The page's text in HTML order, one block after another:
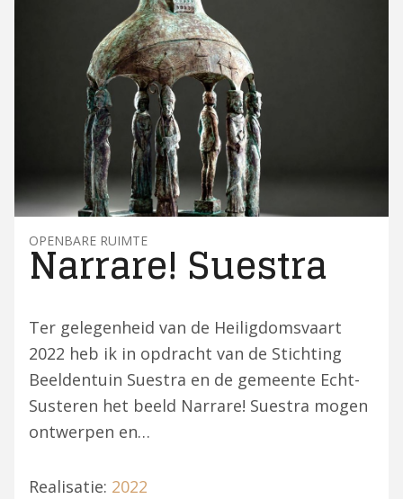
Narrare! Suestra
OPENBARE RUIMTE
Ter gelegenheid van de Heiligdomsvaart
2022 heb ik in opdracht van de Stichting
Beeldentuin Suestra en de gemeente Echt-
Susteren het beeld Narrare! Suestra mogen
ontwerpen en…
Realisatie: 2022